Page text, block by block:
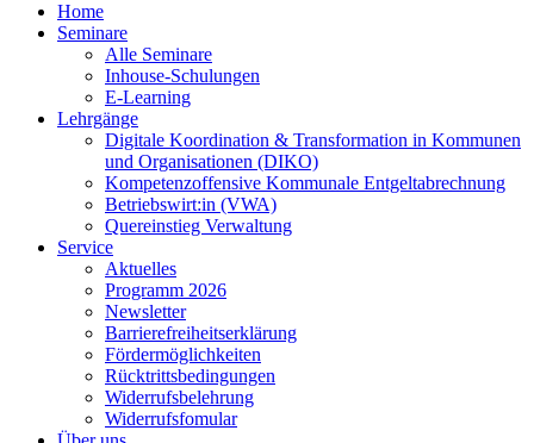
Home
Seminare
Alle Seminare
Inhouse-Schulungen
E-Learning
Lehrgänge
Digitale Koordination & Transformation in Kommunen
und Organisationen (DIKO)
Kompetenzoffensive Kommunale Entgeltabrechnung
Betriebswirt:in (VWA)
Quereinstieg Verwaltung
Service
Aktuelles
Programm 2026
Newsletter
Barrierefreiheitserklärung
Fördermöglichkeiten
Rücktrittsbedingungen
Widerrufsbelehrung
Widerrufsfomular